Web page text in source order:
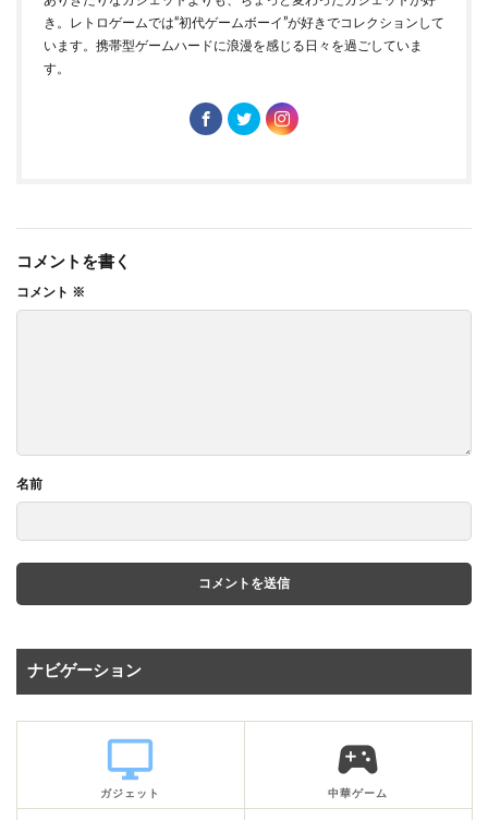
き。レトロゲームでは“初代ゲームボーイ”が好きでコレクションして
います。携帯型ゲームハードに浪漫を感じる日々を過ごしていま
す。
コメントを書く
コメント ※
名前
ナビゲーション
desktop_windows
ガジェット
sports_esports
中華ゲーム